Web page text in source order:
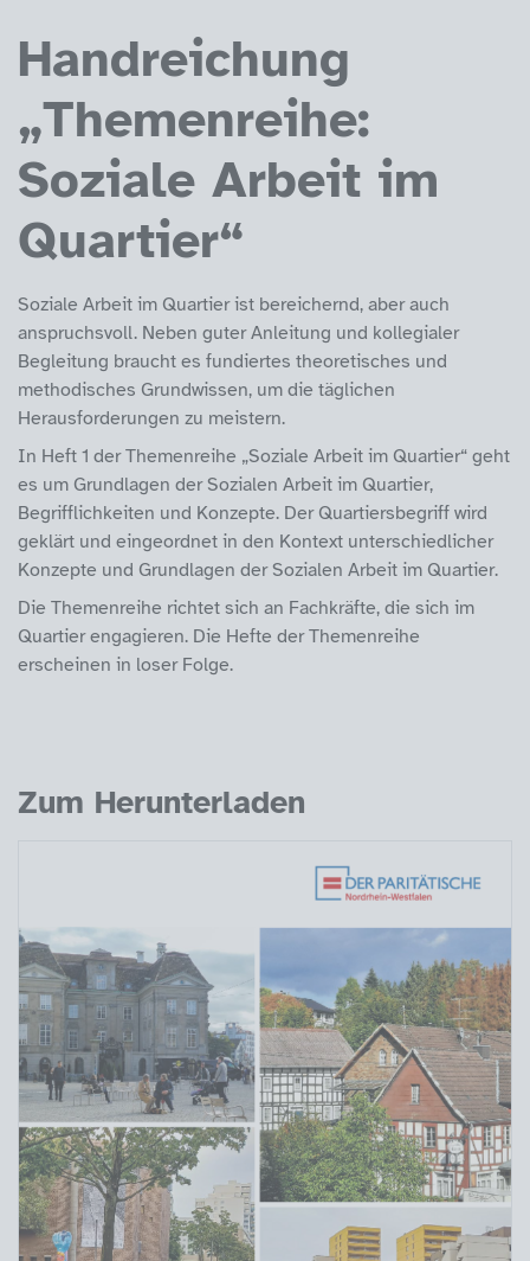
Handreichung
„Themenreihe:
Soziale Arbeit im
Quartier“
Soziale Arbeit im Quartier ist bereichernd, aber auch
anspruchsvoll. Neben guter Anleitung und kollegialer
Begleitung braucht es fundiertes theoretisches und
methodisches Grundwissen, um die täglichen
Herausforderungen zu meistern.
In Heft 1 der Themenreihe „Soziale Arbeit im Quartier“ geht
es um Grundlagen der Sozialen Arbeit im Quartier,
Begrifflichkeiten und Konzepte. Der Quartiersbegriff wird
geklärt und eingeordnet in den Kontext unterschiedlicher
Konzepte und Grundlagen der Sozialen Arbeit im Quartier.
Die Themenreihe richtet sich an Fachkräfte, die sich im
Quartier engagieren. Die Hefte der Themenreihe
erscheinen in loser Folge.
Zum Herunterladen